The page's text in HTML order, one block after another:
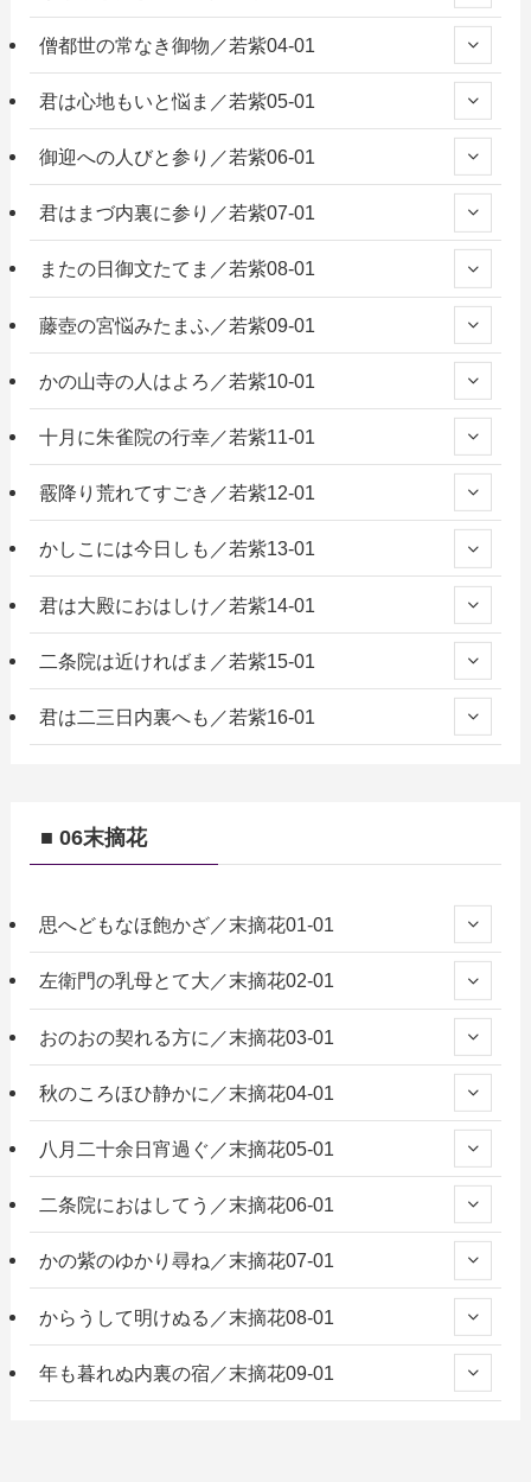
僧都世の常なき御物／若紫04-01
君は心地もいと悩ま／若紫05-01
御迎への人びと参り／若紫06-01
君はまづ内裏に参り／若紫07-01
またの日御文たてま／若紫08-01
藤壺の宮悩みたまふ／若紫09-01
かの山寺の人はよろ／若紫10-01
十月に朱雀院の行幸／若紫11-01
霰降り荒れてすごき／若紫12-01
かしこには今日しも／若紫13-01
君は大殿におはしけ／若紫14-01
二条院は近ければま／若紫15-01
君は二三日内裏へも／若紫16-01
■ 06末摘花
思へどもなほ飽かざ／末摘花01-01
左衛門の乳母とて大／末摘花02-01
おのおの契れる方に／末摘花03-01
秋のころほひ静かに／末摘花04-01
八月二十余日宵過ぐ／末摘花05-01
二条院におはしてう／末摘花06-01
かの紫のゆかり尋ね／末摘花07-01
からうして明けぬる／末摘花08-01
年も暮れぬ内裏の宿／末摘花09-01